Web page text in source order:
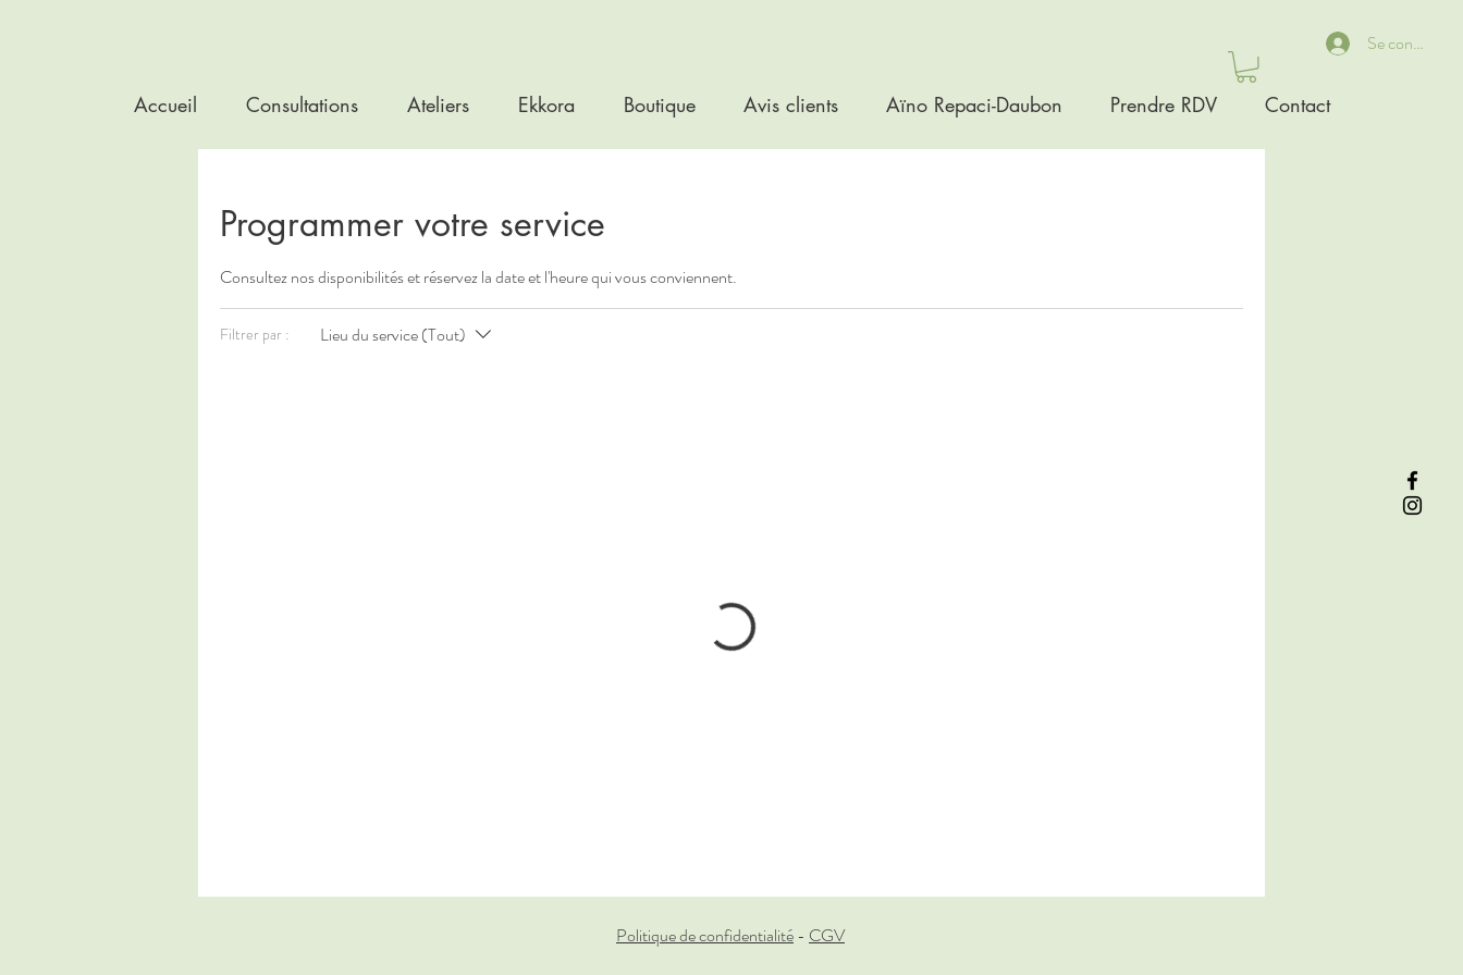
Se connecter
Accueil Consultations Ateliers Ekkora Boutique Avis clients Aïno Repaci-Daubon Prendre RDV Contact
Programmer votre service
Consultez nos disponibilités et réservez la date et l'heure qui vous conviennent.
Filtrer par : Lieu du service (Tout)
Politique de confidentialité- CGV